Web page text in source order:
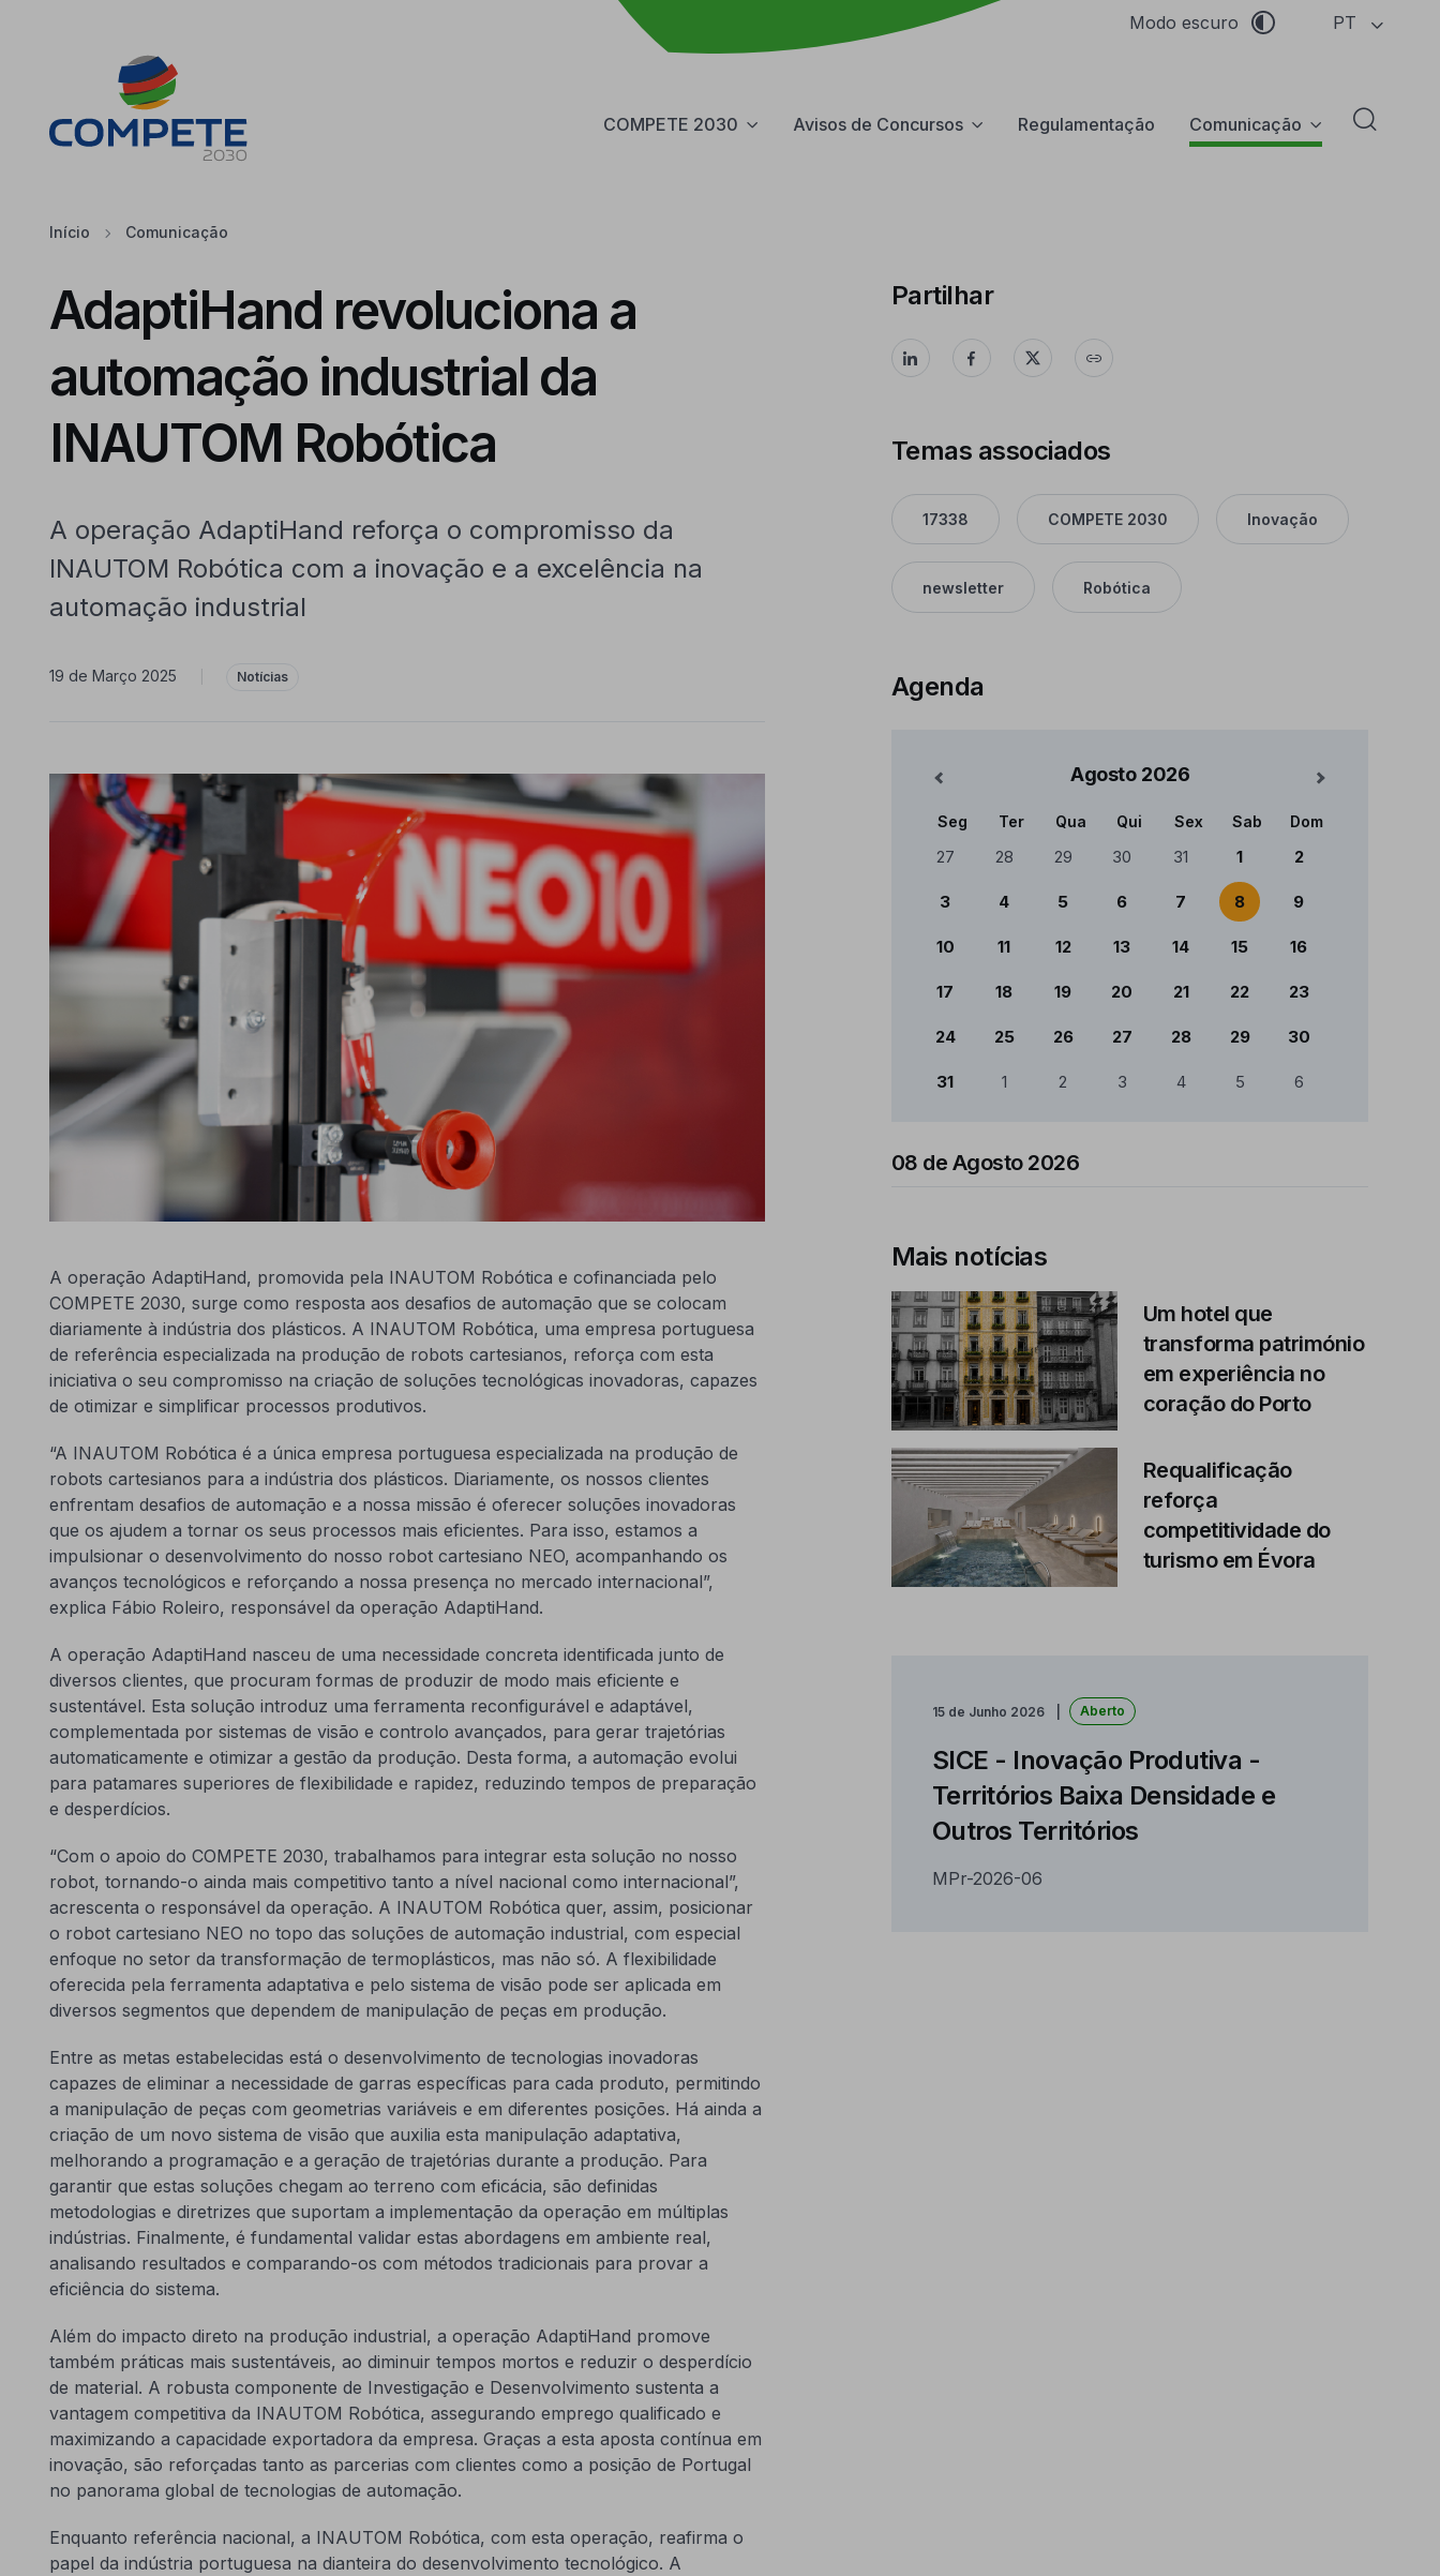
Modo escuro PT
COMPETE 2030 Avisos de Concursos Regulamentação Comunicação Abrir
Início Comunicação
AdaptiHand revoluciona a
automação industrial da
INAUTOM Robótica
A operação AdaptiHand reforça o compromisso da
INAUTOM Robótica com a inovação e a excelência na
automação industrial
19 de Março 2025 Notícias
A operação AdaptiHand, promovida pela INAUTOM Robótica e cofinanciada pelo
COMPETE 2030, surge como resposta aos desafios de automação que se colocam
diariamente à indústria dos plásticos. A INAUTOM Robótica, uma empresa portuguesa
de referência especializada na produção de robots cartesianos, reforça com esta
iniciativa o seu compromisso na criação de soluções tecnológicas inovadoras, capazes
de otimizar e simplificar processos produtivos.
“A INAUTOM Robótica é a única empresa portuguesa especializada na produção de
robots cartesianos para a indústria dos plásticos. Diariamente, os nossos clientes
enfrentam desafios de automação e a nossa missão é oferecer soluções inovadoras
que os ajudem a tornar os seus processos mais eficientes. Para isso, estamos a
impulsionar o desenvolvimento do nosso robot cartesiano NEO, acompanhando os
avanços tecnológicos e reforçando a nossa presença no mercado internacional”,
explica Fábio Roleiro, responsável da operação AdaptiHand.
A operação AdaptiHand nasceu de uma necessidade concreta identificada junto de
diversos clientes, que procuram formas de produzir de modo mais eficiente e
sustentável. Esta solução introduz uma ferramenta reconfigurável e adaptável,
complementada por sistemas de visão e controlo avançados, para gerar trajetórias
automaticamente e otimizar a gestão da produção. Desta forma, a automação evolui
para patamares superiores de flexibilidade e rapidez, reduzindo tempos de preparação
e desperdícios.
“Com o apoio do COMPETE 2030, trabalhamos para integrar esta solução no nosso
robot, tornando-o ainda mais competitivo tanto a nível nacional como internacional”,
acrescenta o responsável da operação. A INAUTOM Robótica quer, assim, posicionar
o robot cartesiano NEO no topo das soluções de automação industrial, com especial
enfoque no setor da transformação de termoplásticos, mas não só. A flexibilidade
oferecida pela ferramenta adaptativa e pelo sistema de visão pode ser aplicada em
diversos segmentos que dependem de manipulação de peças em produção.
Entre as metas estabelecidas está o desenvolvimento de tecnologias inovadoras
capazes de eliminar a necessidade de garras específicas para cada produto, permitindo
a manipulação de peças com geometrias variáveis e em diferentes posições. Há ainda a
criação de um novo sistema de visão que auxilia esta manipulação adaptativa,
melhorando a programação e a geração de trajetórias durante a produção. Para
garantir que estas soluções chegam ao terreno com eficácia, são definidas
metodologias e diretrizes que suportam a implementação da operação em múltiplas
indústrias. Finalmente, é fundamental validar estas abordagens em ambiente real,
analisando resultados e comparando-os com métodos tradicionais para provar a
eficiência do sistema.
Além do impacto direto na produção industrial, a operação AdaptiHand promove
também práticas mais sustentáveis, ao diminuir tempos mortos e reduzir o desperdício
de material. A robusta componente de Investigação e Desenvolvimento sustenta a
vantagem competitiva da INAUTOM Robótica, assegurando emprego qualificado e
maximizando a capacidade exportadora da empresa. Graças a esta aposta contínua em
inovação, são reforçadas tanto as parcerias com clientes como a posição de Portugal
no panorama global de tecnologias de automação.
Enquanto referência nacional, a INAUTOM Robótica, com esta operação, reafirma o
papel da indústria portuguesa na dianteira do desenvolvimento tecnológico. A
Partilhar
Temas associados
17338 COMPETE 2030 Inovação
newsletter Robótica
Agenda
Agosto 2026
Mês Anterior Mês Seguinte
Calendário
Seg Ter Qua Qui Sex Sab Dom
27 28 29 30 31 1 2
3 4 5 6 7 8 9
10 11 12 13 14 15 16
17 18 19 20 21 22 23
24 25 26 27 28 29 30
31 1 2 3 4 5 6
08 de Agosto 2026
Mais notícias
Um hotel que
transforma património
em experiência no
coração do Porto
Requalificação
reforça
competitividade do
turismo em Évora
15 de Junho 2026 Aberto
SICE - Inovação Produtiva -
Territórios Baixa Densidade e
Outros Territórios
MPr-2026-06